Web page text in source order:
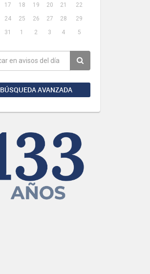
17 18 19 20 21
22
24 25 26 27 28
29
31 1 2 3 4 5
BÚSQUEDA AVANZADA